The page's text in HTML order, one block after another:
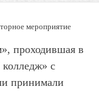
мероприятие
проходившая в
с
принимали